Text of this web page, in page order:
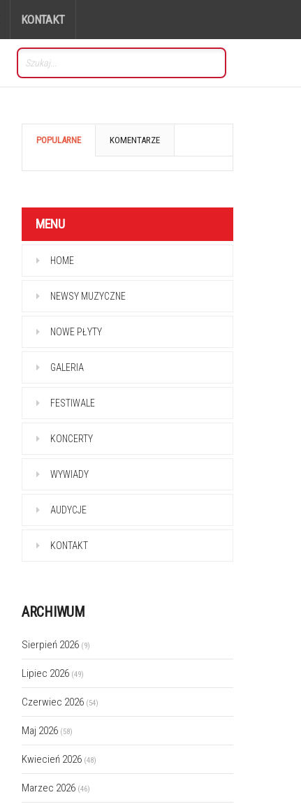
KONTAKT
POPULARNE KOMENTARZE
MENU
HOME
NEWSY MUZYCZNE
NOWE PŁYTY
GALERIA
FESTIWALE
KONCERTY
WYWIADY
AUDYCJE
KONTAKT
ARCHIWUM
Sierpień 2026 (9)
Lipiec 2026 (49)
Czerwiec 2026 (54)
Maj 2026 (58)
Kwiecień 2026 (48)
Marzec 2026 (46)